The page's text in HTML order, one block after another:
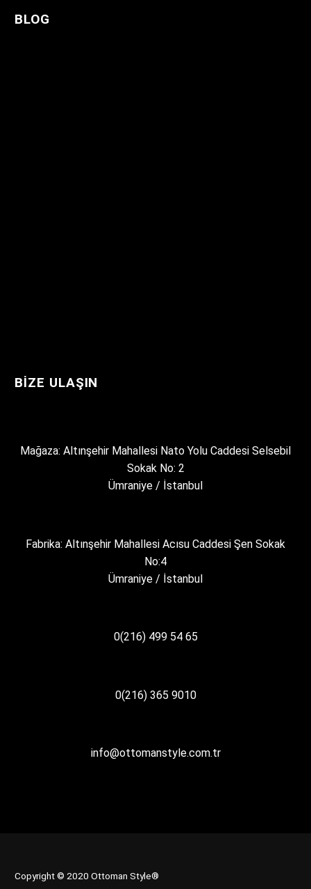
BLOG
BIZE ULAŞIN
Mağaza: Altınşehir Mahallesi Nato Yolu Caddesi Selsebil
Sokak No: 2
Ümraniye / İstanbul
Fabrika: Altınşehir Mahallesi Acısu Caddesi Şen Sokak
No:4
Ümraniye / İstanbul
0(216) 499 54 65
0(216) 365 9010
info@ottomanstyle.com.tr
Copyright © 2020 Ottoman Style®